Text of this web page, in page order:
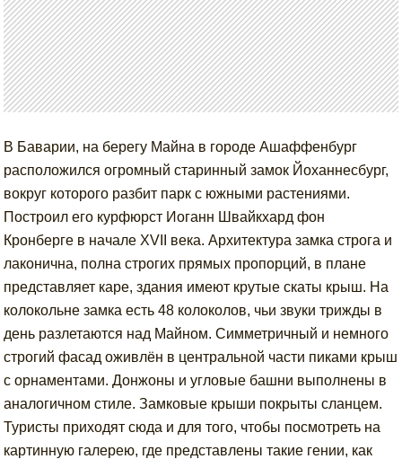
В Баварии, на берегу Майна в городе Ашаффенбург
расположился огромный старинный замок Йоханнесбург,
вокруг которого разбит парк с южными растениями.
Построил его курфюрст Иоганн Швайкхард фон
Кронберге в начале XVII века. Архитектура замка строга и
лаконична, полна строгих прямых пропорций, в плане
представляет каре, здания имеют крутые скаты крыш. На
колокольне замка есть 48 колоколов, чьи звуки трижды в
день разлетаются над Майном. Симметричный и немного
строгий фасад оживлён в центральной части пиками крыш
с орнаментами. Донжоны и угловые башни выполнены в
аналогичном стиле. Замковые крыши покрыты сланцем.
Туристы приходят сюда и для того, чтобы посмотреть на
картинную галерею, где представлены такие гении, как